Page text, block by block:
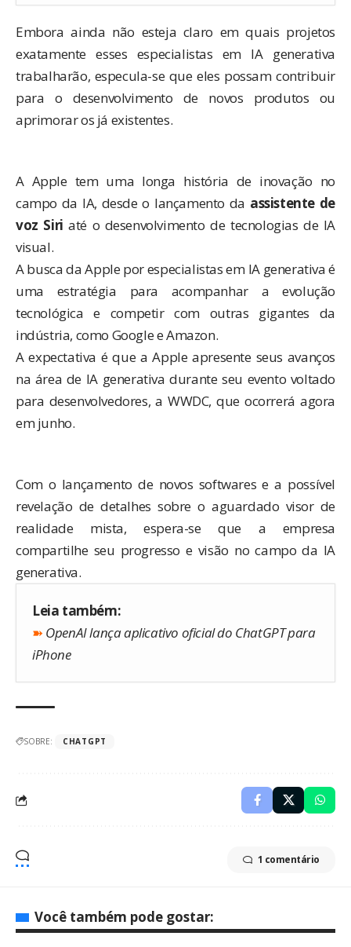
Embora ainda não esteja claro em quais projetos
exatamente esses especialistas em IA generativa
trabalharão, especula-se que eles possam contribuir
para o desenvolvimento de novos produtos ou
aprimorar os já existentes.
A Apple tem uma longa história de inovação no
campo da IA, desde o lançamento da assistente de
voz Siri até o desenvolvimento de tecnologias de IA
visual.
A busca da Apple por especialistas em IA generativa é
uma estratégia para acompanhar a evolução
tecnológica e competir com outras gigantes da
indústria, como Google e Amazon.
A expectativa é que a Apple apresente seus avanços
na área de IA generativa durante seu evento voltado
para desenvolvedores, a WWDC, que ocorrerá agora
em junho.
Com o lançamento de novos softwares e a possível
revelação de detalhes sobre o aguardado visor de
realidade mista, espera-se que a empresa
compartilhe seu progresso e visão no campo da IA
generativa.
Leia também:
➽ OpenAI lança aplicativo oficial do ChatGPT para
iPhone
SOBRE: CHATGPT
1 comentário
Você também pode gostar: